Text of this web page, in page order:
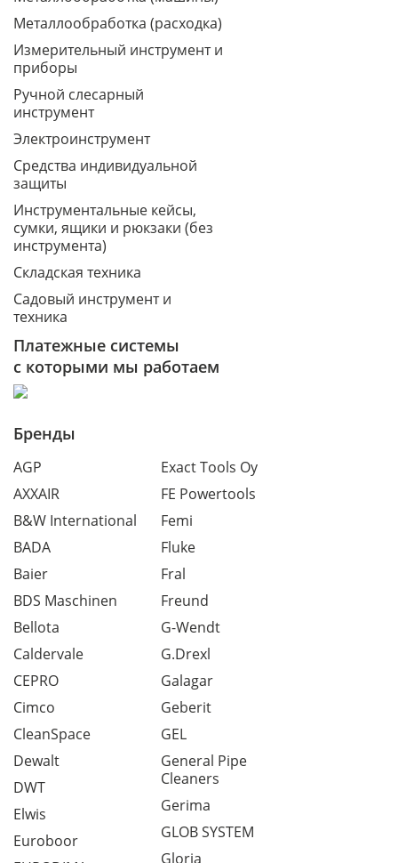
Металлообработка (расходка)
Измерительный инструмент и
приборы
Ручной слесарный
инструмент
Электроинструмент
Средства индивидуальной
защиты
Инструментальные кейсы,
сумки, ящики и рюкзаки (без
инструмента)
Складская техника
Садовый инструмент и
техника
Платежные системы
с которыми мы работаем
Бренды
AGP
AXXAIR
B&W International
BADA
Baier
BDS Maschinen
Bellota
Caldervale
CEPRO
Cimco
CleanSpace
Dewalt
DWT
Elwis
Euroboor
Exact Tools Oy
FE Powertools
Femi
Fluke
Fral
Freund
G-Wendt
G.Drexl
Galagar
Geberit
GEL
General Pipe
Cleaners
Gerima
GLOB SYSTEM
Gloria